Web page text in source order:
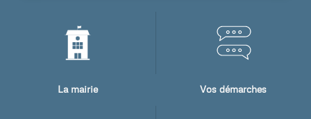
La mairie Vos démarches